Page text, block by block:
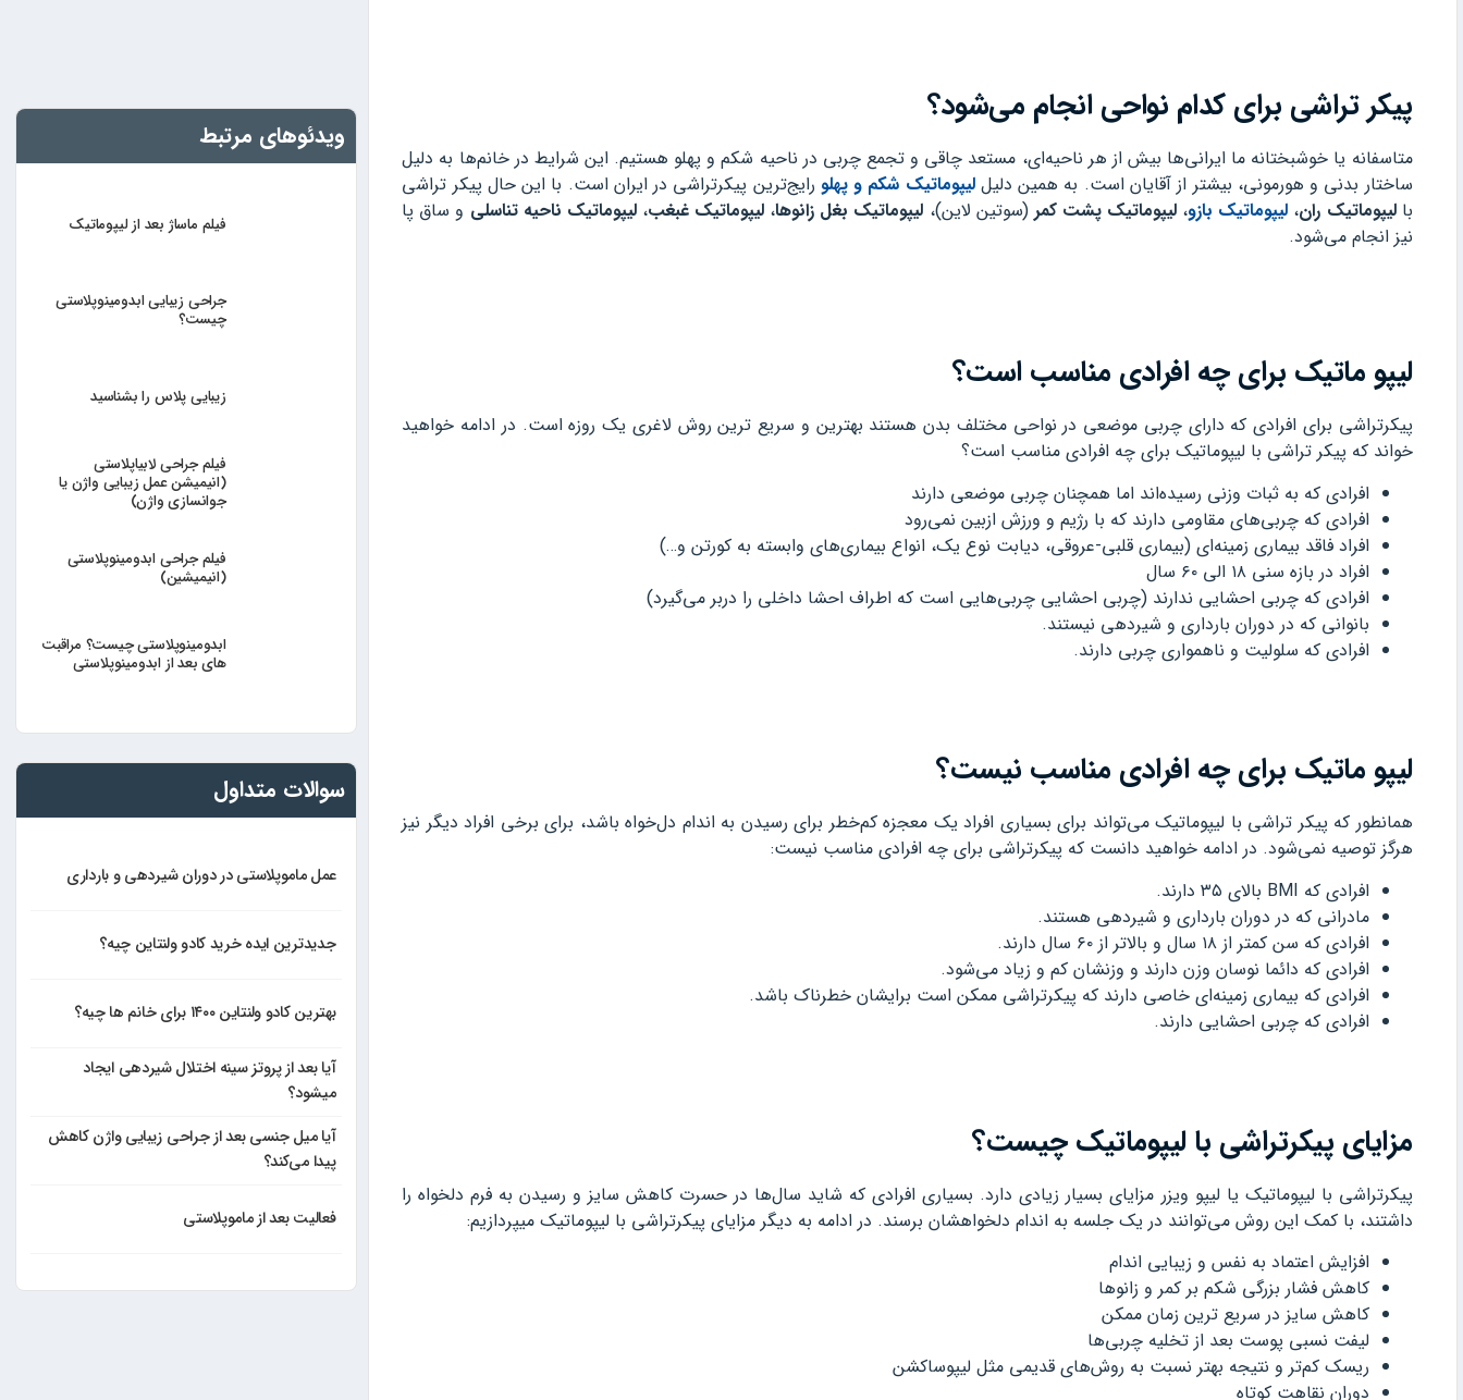
پیکر تراشی برای کدام نواحی انجام می‌شود؟
متاسفانه یا خوشبختانه ما ایرانی‌ها بیش از هر ناحیه‌ای، مستعد چاقی و تجمع چربی در ناحیه شکم و پهلو هستیم. این شرایط در خانم‌ها به دلیل
ساختار بدنی و هورمونی، بیشتر از آقایان است. به همین دلیللیپوماتیک شکم و پهلو رایج‌ترین پیکرتراشی در ایران است. با این حال پیکر تراشی
بالیپوماتیک ران‌، لیپوماتیک بازو، لیپوماتیک پشت کمر (سوتین لاین)، لیپوماتیک بغل زانو‌ها، لیپوماتیک غبغب،لیپوماتیک ناحیه تناسلی و ساق پا
نیز انجام می‌شود.
لیپو ماتیک برای چه افرادی مناسب است؟
پیکرتراشی برای افرادی که دارای چربی موضعی در نواحی مختلف بدن هستند بهترین و سریع ترین روش لاغری یک روزه است. در ادامه خواهید
خواند که پیکر تراشی با لیپوماتیک برای چه افرادی مناسب است؟
افرادی که به ثبات وزنی رسیده‌اند اما همچنان چربی موضعی دارند
افرادی که چربی‌های مقاومی دارند که با رژیم و ورزش ازبین نمی‌رود
افراد فاقد بیماری زمینه‌ای (بیماری قلبی-عروقی، دیابت نوع یک، انواع بیماری‌های وابسته به کورتن و…)
افراد در بازه سنی ۱۸ الی ۶۰ سال
افرادی که چربی احشایی ندارند (چربی احشایی چربی‌هایی است که اطراف احشا داخلی را دربر می‌گیرد)
بانوانی که در دوران بارداری و شیردهی نیستند.
افرادی که سلولیت و ناهمواری چربی دارند.
لیپو ماتیک برای چه افرادی مناسب نیست؟
همانطور که پیکر تراشی با لیپوماتیک می‌تواند برای بسیاری افراد یک معجزه کم‌خطر برای رسیدن به اندام دل‌خواه باشد، برای برخی افراد دیگر نیز
هرگز توصیه نمی‌شود. در ادامه خواهید دانست که پیکرتراشی برای چه افرادی مناسب نیست:
افرادی که BMI بالای ۳۵ دارند.
مادرانی که در دوران بارداری و شیردهی هستند.
افرادی که سن کمتر از ۱۸ سال و بالاتر از ۶۰ سال دارند.
افرادی که دائما نوسان وزن دارند و وزنشان کم و زیاد می‌شود.
افرادی که بیماری زمینه‌ای خاصی دارند که پیکرتراشی ممکن است برایشان خطرناک باشد.
افرادی که چربی احشایی دارند.
مزایای پیکرتراشی با لیپوماتیک چیست؟
پیکرتراشی با لیپوماتیک یا لیپو ویزر مزایای بسیار زیادی دارد. بسیاری افرادی که شاید سال‌ها در حسرت کاهش سایز و رسیدن به فرم دلخواه را
داشتند، با کمک این روش می‌توانند در یک جلسه به اندام دلخواهشان برسند. در ادامه به دیگر مزایای پیکرتراشی با لیپوماتیک میپردازیم:
افزایش اعتماد به نفس و زیبایی اندام
کاهش فشار بزرگی شکم بر کمر و زانو‌ها
کاهش سایز در سریع ترین زمان ممکن
لیفت نسبی پوست بعد از تخلیه چربی‌ها
ریسک کم‌تر و نتیجه بهتر نسبت به روش‌های قدیمی مثل لیپوساکشن
دوران نقاهت کوتاه
ویدئوهای مرتبط
فیلم ماساژ بعد از لیپوماتیک
جراحی زیبایی ابدومینوپلاستی
چیست؟
زیبایی پلاس را بشناسید
فیلم جراحی لابیاپلاستی
(انیمیشن عمل زیبایی واژن یا
جوانسازی واژن)
فیلم جراحی ابدومینوپلاستی
(انیمیشین)
ابدومینوپلاستی چیست؟ مراقبت
های بعد از ابدومینوپلاستی
سوالات متداول
عمل ماموپلاستی در دوران شیردهی و بارداری
جدیدترین ایده خرید کادو ولنتاین چیه؟
بهترین کادو ولنتاین ۱۴۰۰ برای خانم ها چیه؟
آیا بعد از پروتز سینه اختلال شیردهی ایجاد
میشود؟
آیا میل جنسی بعد از جراحی زیبایی واژن کاهش
پیدا می‌کند؟
فعالیت بعد از ماموپلاستی